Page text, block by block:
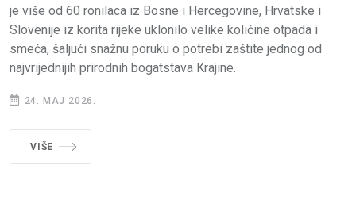
je više od 60 ronilaca iz Bosne i Hercegovine, Hrvatske i
Slovenije iz korita rijeke uklonilo velike količine otpada i
smeća, šaljući snažnu poruku o potrebi zaštite jednog od
najvrijednijih prirodnih bogatstava Krajine.
24. MAJ 2026.
VIŠE